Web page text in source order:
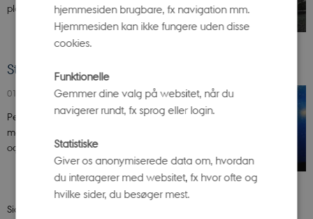
pladserne. Grundet corona er der yderligere…
Stjernehimlen i august
01. august 2020-Nyhed
Perseiderne, Mars, Saturn og Cassiopeia. August
måned byder på masser af spændende astronomi
og stjerneoplevelser.
Side 7 af 7
hjemmesiden brugbare, fx navigation mm.
Hjemmesiden kan ikke fungere uden disse
cookies.
Funktionelle
Gemmer dine valg på websitet, når du
navigerer rundt, fx sprog eller login.
Statistiske
Giver os anonymiserede data om, hvordan
du interagerer med websitet, fx hvor ofte og
hvilke sider, du besøger mest.